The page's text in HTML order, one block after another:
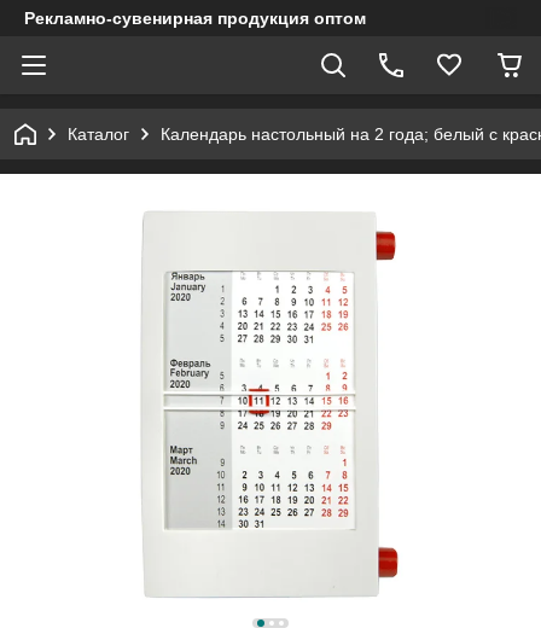
Рекламно-сувенирная продукция оптом
Каталог Календарь настольный на 2 года; белый с